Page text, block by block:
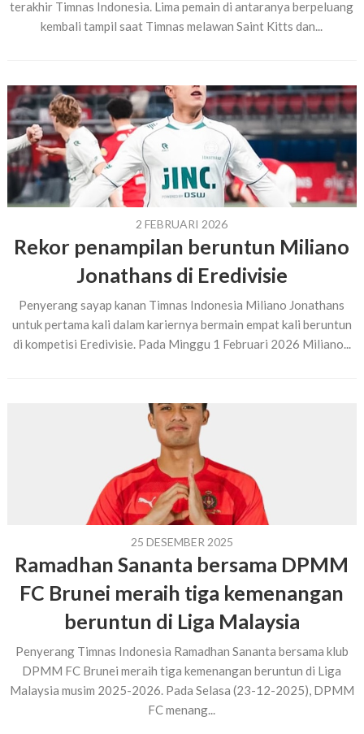
terakhir Timnas Indonesia. Lima pemain di antaranya berpeluang
kembali tampil saat Timnas melawan Saint Kitts dan...
2 FEBRUARI 2026
Rekor penampilan beruntun Miliano
Jonathans di Eredivisie
Penyerang sayap kanan Timnas Indonesia Miliano Jonathans
untuk pertama kali dalam kariernya bermain empat kali beruntun
di kompetisi Eredivisie. Pada Minggu 1 Februari 2026 Miliano...
25 DESEMBER 2025
Ramadhan Sananta bersama DPMM
FC Brunei meraih tiga kemenangan
beruntun di Liga Malaysia
Penyerang Timnas Indonesia Ramadhan Sananta bersama klub
DPMM FC Brunei meraih tiga kemenangan beruntun di Liga
Malaysia musim 2025-2026. Pada Selasa (23-12-2025), DPMM
FC menang...